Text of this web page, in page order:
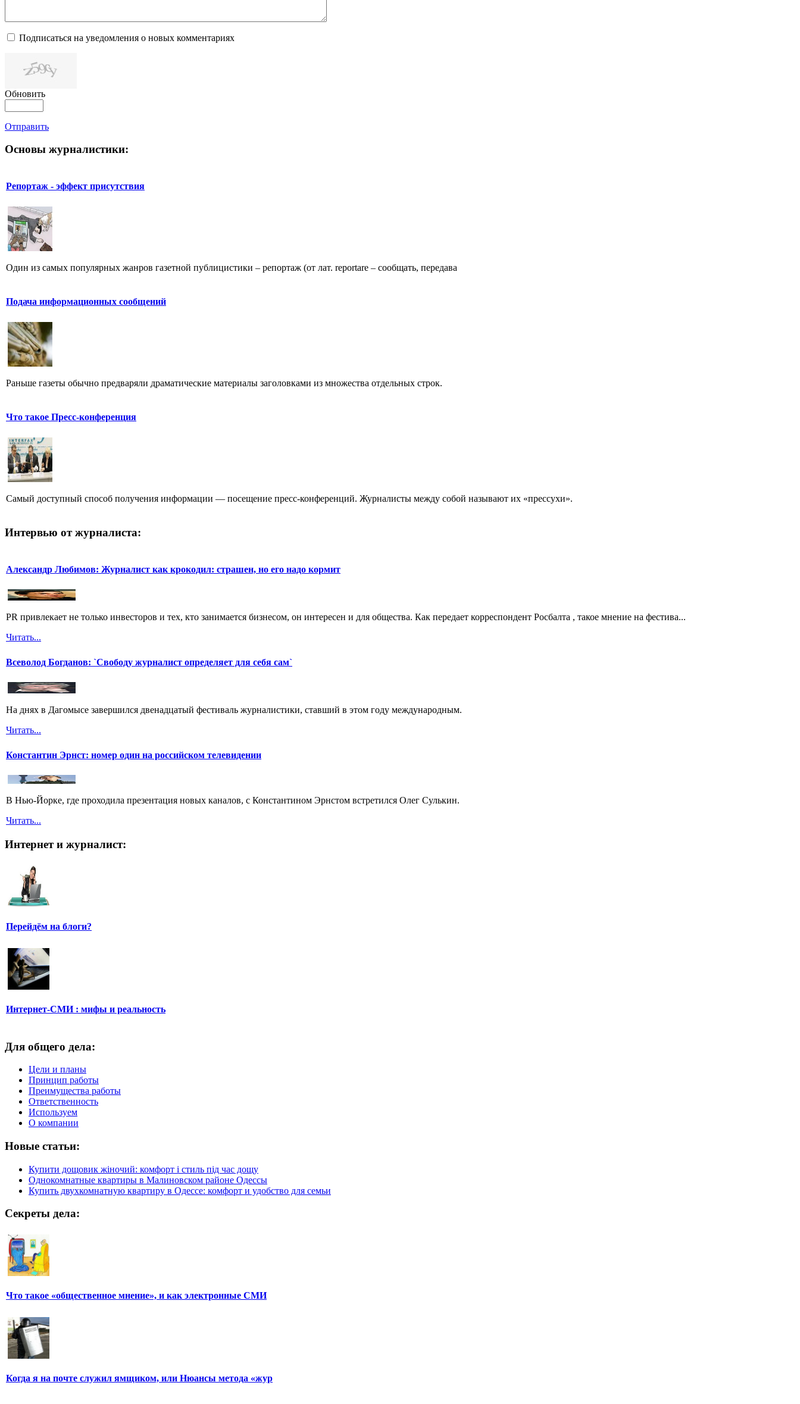
Подписаться на уведомления о новых комментариях
Обновить
Отправить
Основы журналистики:
Репортаж - эффект присутствия
Один из самых популярных жанров газетной публицистики – репортаж (от лат. reportare – сообщать, передава
Подача информационных сообщений
Раньше газеты обычно предваряли драматические материалы заголовками из множества отдельных строк.
Что такое Пресс-конференция
Самый доступный способ получения информации — посещение пресс-конференций. Журналисты между собой называют их «прессухи».
Интервью от журналиста:
Александр Любимов: Журналист как крокодил: страшен, но его надо кормит
PR привлекает не только инвесторов и тех, кто занимается бизнесом, он интересен и для общества. Как передает корреспондент Росбалта , такое мнение на фестива...
Читать...
Всеволод Богданов: `Свободу журналист определяет для себя сам`
На днях в Дагомысе завершился двенадцатый фестиваль журналистики, ставший в этом году международным.
Читать...
Константин Эрнст: номер один на российском телевидении
В Нью-Йорке, где проходила презентация новых каналов, с Константином Эрнстом встретился Олег Сулькин.
Читать...
Интернет и журналист:
Перейдём на блоги?
Интернет-СМИ : мифы и реальность
Для общего дела:
Цели и планы
Принцип работы
Преимущества работы
Ответственность
Используем
О компании
Новые статьи:
Купити дощовик жіночий: комфорт і стиль під час дощу
Однокомнатные квартиры в Малиновском районе Одессы
Купить двухкомнатную квартиру в Одессе: комфорт и удобство для семьи
Секреты дела:
Что такое «общественное мнение», и как электронные СМИ
Когда я на почте служил ямщиком, или Нюансы метода «жур